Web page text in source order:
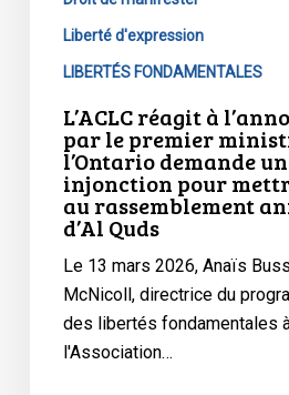
injonction
mettre
rassemblement
annuel
Liberté d'expression
LIBERTÉS FONDAMENTALES
L’ACLC réagit à
par le premier
l’Ontario demande
injonction pour
au rassemblement
d’Al Quds
Le 13 mars 2026, Anaïs
McNicoll, directrice du
des libertés fondamentales
l'Association…